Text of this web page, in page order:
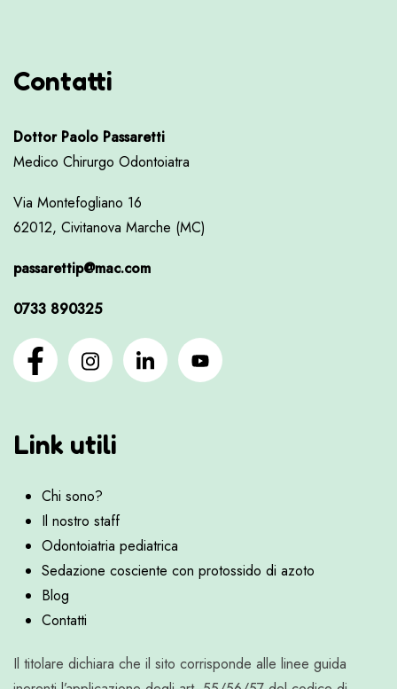
Contatti
Dottor Paolo Passaretti
Medico Chirurgo Odontoiatra
Via Montefogliano 16
62012, Civitanova Marche (MC)
passarettip@mac.com
0733 890325
Link utili
Chi sono?
Il nostro staff
Odontoiatria pediatrica
Sedazione cosciente con protossido di azoto
Blog
Contatti
Il titolare dichiara che il sito corrisponde alle linee guida